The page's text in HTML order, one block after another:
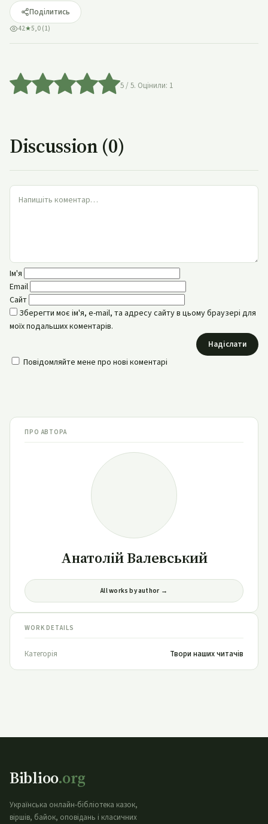
Поділитись
42★5,0 (1)
5/ 5. Оцінили: 1
Discussion (0)
Ім'я
Email
Сайт
Зберегти моє ім'я, e-mail, та адресу сайту в цьому браузері для
моїх подальших коментарів.
Надіслати
Повідомляйте мене про нові коментарі
ПРО АВТОРА
Анатолій Валевський
All works by author →
WORK DETAILS
Категорія Твори наших читачів
Biblioo.org
Українська онлайн-бібліотека казок,
віршів, байок, оповідань і класичних